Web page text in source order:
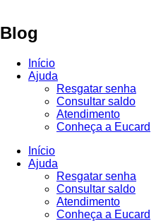
Blog
Início
Ajuda
Resgatar senha
Consultar saldo
Atendimento
Conheça a Eucard
Início
Ajuda
Resgatar senha
Consultar saldo
Atendimento
Conheça a Eucard